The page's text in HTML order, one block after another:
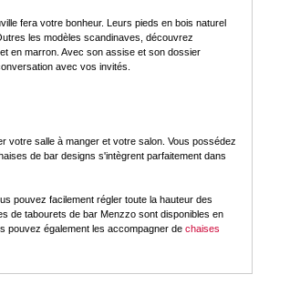
fera votre bonheur. Leurs pieds en bois naturel
les modèles scandinaves, découvrez
en marron. Avec son assise et son dossier
avec vos invités.
votre salle à manger et votre salon. Vous possédez
de bar designs s'intègrent parfaitement dans
pouvez facilement régler toute la hauteur des
de tabourets de bar Menzzo sont disponibles en
pouvez également les accompagner de chaises